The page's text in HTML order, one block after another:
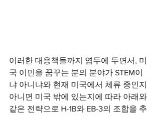
이러한 대응책들까지 염두에 두면서, 미
국 이민을 꿈꾸는 분의 분야가 STEM이
냐 아니냐와 현재 미국에서 체류 중인지
아니면 미국 밖에 있는지에 따라 아래와
같은 전략으로 H-1B와 EB-3의 조합을 추